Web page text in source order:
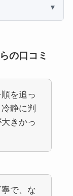
の口コミ
を追っ
静に判
きかっ
で、な